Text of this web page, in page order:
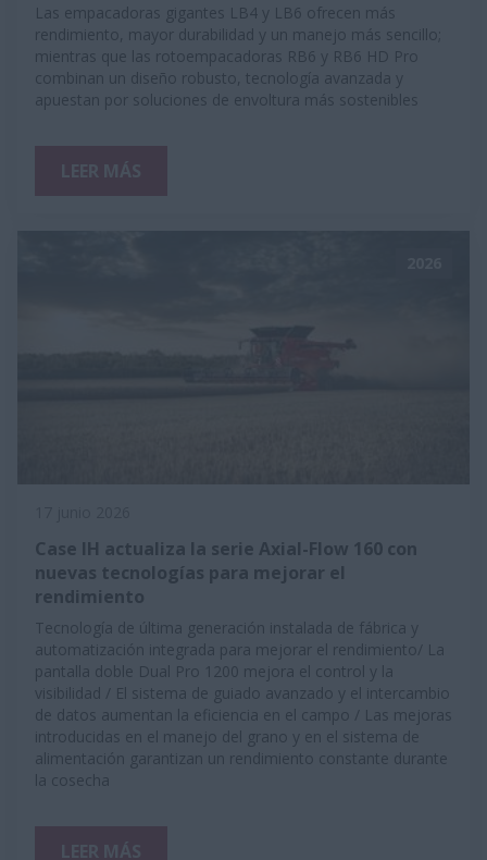
Las empacadoras gigantes LB4 y LB6 ofrecen más
rendimiento, mayor durabilidad y un manejo más sencillo;
mientras que las rotoempacadoras RB6 y RB6 HD Pro
combinan un diseño robusto, tecnología avanzada y
apuestan por soluciones de envoltura más sostenibles
Case IH actualiza la serie Axial-Flow 160 con
nuevas tecnologías para mejorar el
rendimiento
Tecnología de última generación instalada de fábrica y
automatización integrada para mejorar el rendimiento/ La
pantalla doble Dual Pro 1200 mejora el control y la
visibilidad / El sistema de guiado avanzado y el intercambio
de datos aumentan la eficiencia en el campo / Las mejoras
introducidas en el manejo del grano y en el sistema de
alimentación garantizan un rendimiento constante durante
la cosecha